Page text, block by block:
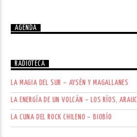
AGENDA
RADIOTECA
LA MAGIA DEL SUR – AYSÉN Y MAGALLANES
LA ENERGÍA DE UN VOLCÁN – LOS RÍOS,
LA CUNA DEL ROCK CHILENO – BIOBÍO